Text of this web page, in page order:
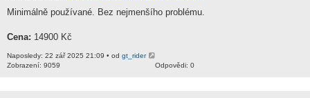
Minimálně používané. Bez nejmenšího problému.
Cena: 14900 Kč
Naposledy: 22 zář 2025 21:09 • od gt_rider
Odpovědi: 0
Zobrazení: 9059